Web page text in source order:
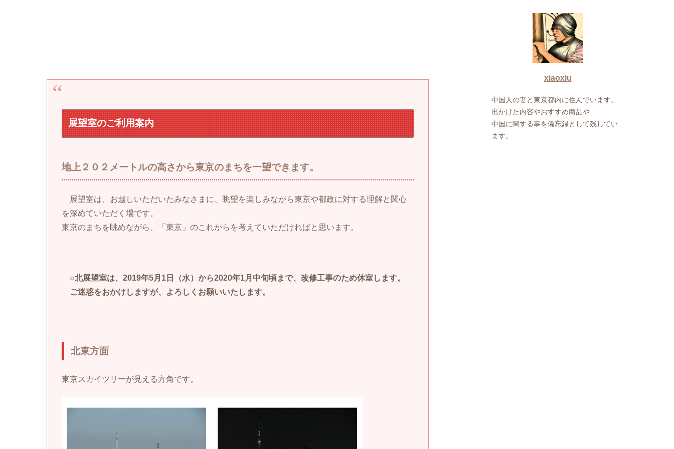
展望室のご利用案内
地上２０２メートルの高さから東京のまちを一望できます。
展望室は、お越しいただいたみなさまに、眺望を楽しみながら東京や都政に対する理解と関心
を深めていただく場です。
東京のまちを眺めながら、「東京」のこれからを考えていただければと思います。
○北展望室は、2019年5月1日（水）から2020年1月中旬頃まで、改修工事のため休室します。
ご迷惑をおかけしますが、よろしくお願いいたします。
北東方面
東京スカイツリーが見える方角です。
xiaoxiu
中国人の妻と東京都内に住んでいます。
出かけた内容やおすすめ商品や
中国に関する事を備忘録として残してい
ます。